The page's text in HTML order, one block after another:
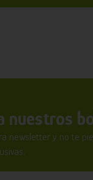
nuestros
newsletter y no te